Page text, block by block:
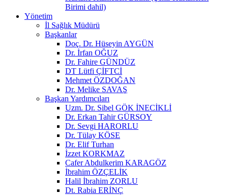
Birimi dahil)
Yönetim
İl Sağlık Müdürü
Başkanlar
Doç. Dr. Hüseyin AYGÜN
Dr. İrfan OĞUZ
Dr. Fahire GÜNDÜZ
DT Lütfi ÇİFTCİ
Mehmet ÖZDOĞAN
Dr. Melike SAVAŞ
Başkan Yardımcıları
Uzm. Dr. Sibel GÖK İNECİKLİ
Dr. Erkan Tahir GÜRSOY
Dr. Sevgi HARORLU
Dr. Tülay KÖSE
Dr. Elif Turhan
İzzet KORKMAZ
Cafer Abdulkerim KARAGÖZ
İbrahim ÖZÇELİK
Halil İbrahim ZORLU
Dt. Rabia ERİNÇ